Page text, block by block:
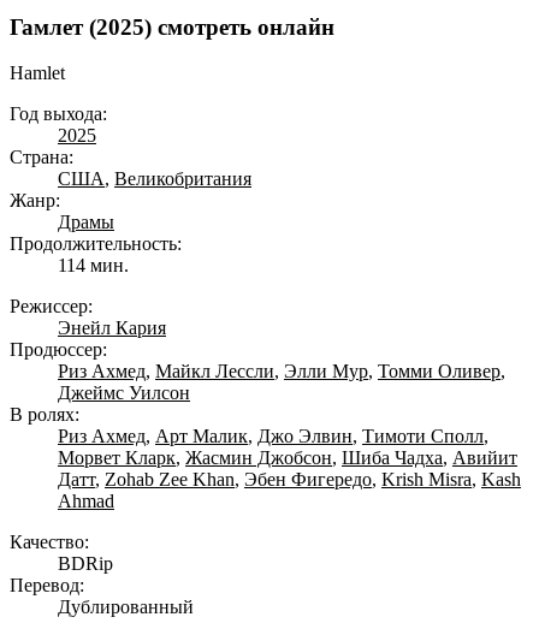
Гамлет (2025) смотреть онлайн
Hamlet
Год выхода:
2025
Страна:
США, Великобритания
Жанр:
Драмы
Продолжительность:
114 мин.
Режиссер:
Энейл Кария
Продюссер:
Риз Ахмед, Майкл Лессли, Элли Мур, Томми Оливер,
Джеймс Уилсон
В ролях:
Риз Ахмед, Арт Малик, Джо Элвин, Тимоти Сполл,
Морвет Кларк, Жасмин Джобсон, Шиба Чадха, Авийит
Датт, Zohab Zee Khan, Эбен Фигередо, Krish Misra, Kash
Ahmad
Качество:
BDRip
Перевод:
Дублированный